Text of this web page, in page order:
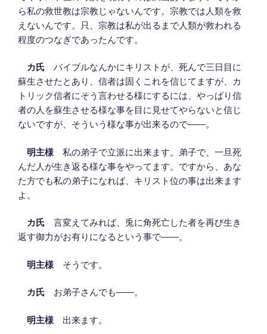
ら私の救世教は宗教じゃないんです。宗教では人類を救
えないんです。只、宗教は私が出るまで人類が救われる
程度のつなぎであったんです。
カ氏 バイブルなんかにキリストが、死んで三日目に
蘇生させたとあり、信者は固くこれを信じてますが、カ
トリック信者にそう言わせる様にするには、やっぱり信
者の人を蘇生させる様な事を目に見せてやらないと信じ
ないですが、そういう様な事が出来るので――。
明主様 私の弟子で立派に出来ます。弟子で、一旦死
んだ人が生き返る様な事をやってます。ですから、あな
た方でも私の弟子になれば、キリスト位の事は出来ます
よ。
カ氏 言変えてみれば、兎に角死亡した者を再び生き
返す御力がお有りになるという事で――。
明主様 そうです。
カ氏 お弟子さんでも――。
明主様 出来ます。